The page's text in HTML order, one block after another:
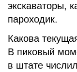
экскаваторы,
пароходик.
Какова
В пиковый
в штате